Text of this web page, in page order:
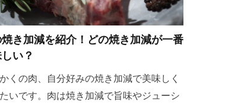
き加減を紹介！どの焼き加減が一番
い？
くの肉、自分好みの焼き加減で美味しく
いです。肉は焼き加減で旨味やジューシ